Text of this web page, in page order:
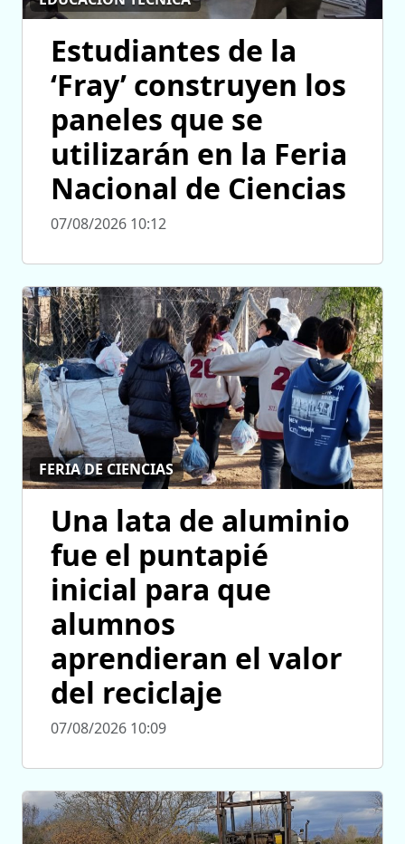
Estudiantes de la
‘Fray’ construyen los
paneles que se
utilizarán en la Feria
Nacional de Ciencias
07/08/2026 10:12
FERIA DE CIENCIAS
Una lata de aluminio
fue el puntapié
inicial para que
alumnos
aprendieran el valor
del reciclaje
07/08/2026 10:09